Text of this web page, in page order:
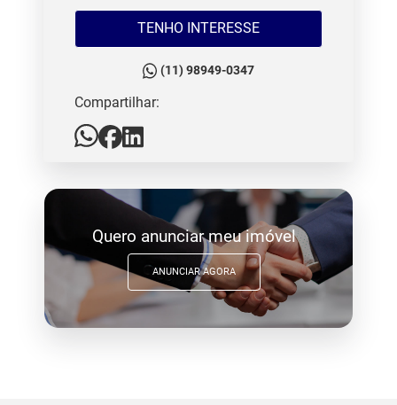
TENHO INTERESSE
(11) 98949-0347
Compartilhar:
Quero anunciar meu imóvel
ANUNCIAR AGORA